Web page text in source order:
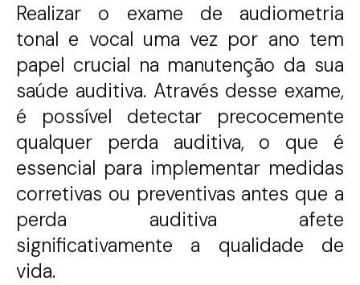
Realizar o exame de audiometria
tonal e vocal uma vez por ano tem
papel crucial na manutenção da sua
saúde auditiva. Através desse exame,
é possível detectar precocemente
qualquer perda auditiva, o que é
essencial para implementar medidas
corretivas ou preventivas antes que a
perda auditiva afete
significativamente a qualidade de
vida.